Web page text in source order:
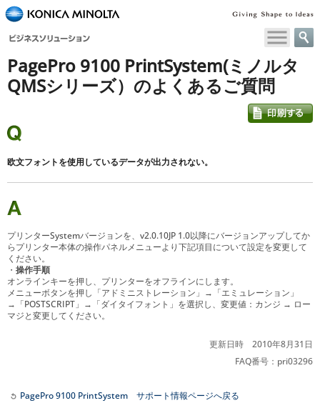
ペ
ー
内
移
動
の
リ
ク
で
へ
移
動
し
ま
す
PagePro 9100 PrintSystem(ミノルタ
QMSシリーズ）のよくあるご質問
欧文フォントを使用しているデータが出力されない。
プリンターSystemバージョンを、v2.0.10JP 1.0以降にバージョンアップしてか
らプリンター本体の操作パネルメニューより下記項目について設定を変更して
ください。
・ 操作手順
オンラインキーを押し、プリンターをオフラインにします。
メニューボタンを押し「アドミニストレーション」→「エミュレーション」
→「POSTSCRIPT」→「ダイタイフォント」を選択し、変更値：カンジ → ロー
マジと変更してください。
更新日時 2010年8月31日
FAQ番号：pri03296
PagePro 9100 PrintSystem サポート情報ページへ戻る